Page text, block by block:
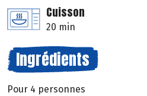
Cuisson
20 min
Ingrédients
Pour 4 personnes